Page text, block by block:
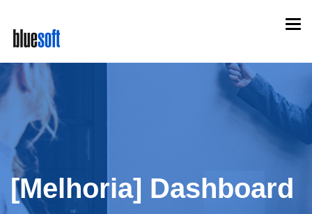
main
content
[Melhoria] Dashboard